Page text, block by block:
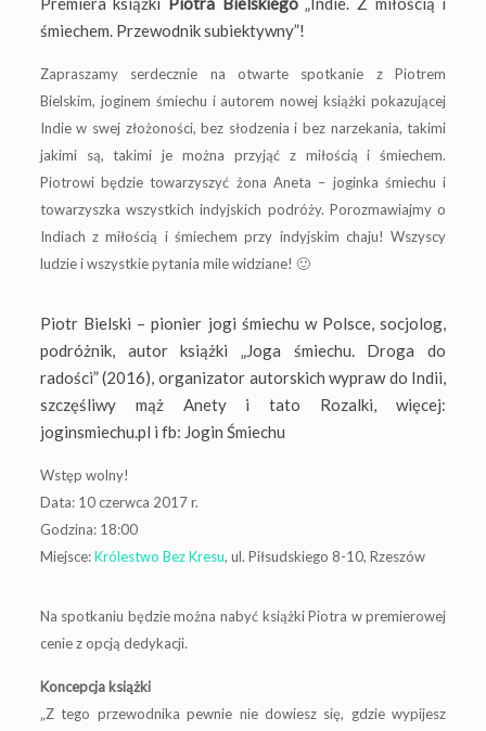
śmiechem. Przewodnik subiektywny”!
Zapraszamy serdecznie na otwarte spotkanie z Piotrem
Bielskim, joginem śmiechu i autorem nowej książki pokazującej
Indie w swej złożoności, bez słodzenia i bez narzekania, takimi
jakimi są, takimi je można przyjąć z miłością i śmiechem.
Piotrowi będzie towarzyszyć żona Aneta – joginka śmiechu i
towarzyszka wszystkich indyjskich podróży. Porozmawiajmy o
Indiach z miłością i śmiechem przy indyjskim chaju! Wszyscy
ludzie i wszystkie pytania mile widziane! 🙂
Piotr Bielski – pionier jogi śmiechu w Polsce, socjolog,
podróżnik, autor książki „Joga śmiechu. Droga do
radości” (2016), organizator autorskich wypraw do Indii,
szczęśliwy mąż Anety i tato Rozalki, więcej:
joginsmiechu.pl i fb: Jogin Śmiechu
Wstęp wolny!
Data: 10 czerwca 2017 r.
Godzina: 18:00
Miejsce:Królestwo Bez Kresu, ul. Piłsudskiego 8-10, Rzeszów
Na spotkaniu będzie można nabyć książki Piotra w premierowej
cenie z opcją dedykacji.
Koncepcja książki
„Z tego przewodnika pewnie nie dowiesz się, gdzie wypijesz